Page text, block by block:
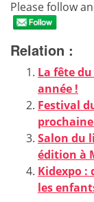
Please follow
Relation :
La fête
année !
Festival
Salon du
édition à
Kidexpo :
les